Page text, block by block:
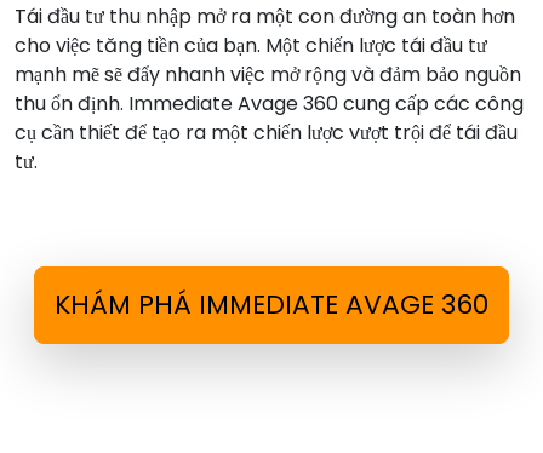
Tái đầu tư thu nhập mở ra một con đường an toàn hơn
cho việc tăng tiền của bạn. Một chiến lược tái đầu tư
mạnh mẽ sẽ đẩy nhanh việc mở rộng và đảm bảo nguồn
thu ổn định. Immediate Avage 360 cung cấp các công
cụ cần thiết để tạo ra một chiến lược vượt trội để tái đầu
tư.
KHÁM PHÁ IMMEDIATE AVAGE 360